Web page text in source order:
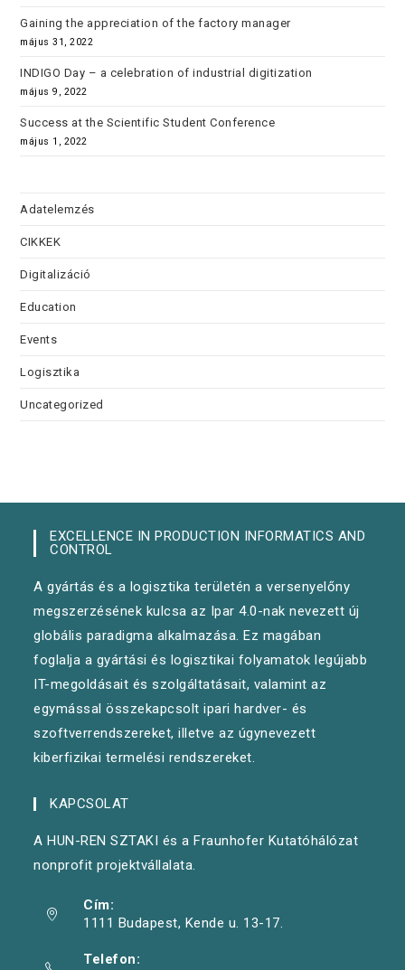
Gaining the appreciation of the factory manager
május 31, 2022
INDIGO Day – a celebration of industrial digitization
május 9, 2022
Success at the Scientific Student Conference
május 1, 2022
Adatelemzés
CIKKEK
Digitalizáció
Education
Events
Logisztika
Uncategorized
EXCELLENCE IN PRODUCTION INFORMATICS AND
CONTROL
A gyártás és a logisztika területén a versenyelőny
megszerzésének kulcsa az Ipar 4.0-nak nevezett új
globális paradigma alkalmazása. Ez magában
foglalja a gyártási és logisztikai folyamatok legújabb
IT-megoldásait és szolgáltatásait, valamint az
egymással összekapcsolt ipari hardver- és
szoftverrendszereket, illetve az úgynevezett
kiberfizikai termelési rendszereket.
KAPCSOLAT
A HUN-REN SZTAKI és a Fraunhofer Kutatóhálózat
nonprofit projektvállalata.
Cím:
1111 Budapest, Kende u. 13-17.
Telefon: